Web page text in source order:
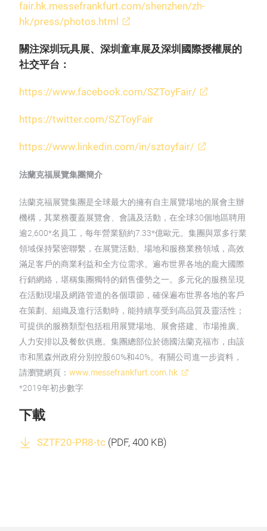
fair.hk.messefrankfurt.com/shenzhen/zh-
hk/press/photos.html
關注深圳玩具展、深圳童車展及深圳國際授權展的
社交平台：
https://www.facebook.com/SZToyFair/
https://twitter.com/SZToyFair
https://www.linkedin.com/in/sztoyfair/
法蘭克福展覽集團簡介
法蘭克福展覽集團是全球最大的擁有自主展覽場地的展會主辦
機構，其業務覆蓋展覽會、會議及活動，在全球30個地區聘用
逾2,600*名員工，每年營業額約7.33*億歐元。集團與眾多行業
領域保持緊密聯繫，在展覽活動、場地和服務業務領域，高效
滿足客戶的商業利益和全方位需求。遍布世界各地的龐大國際
行銷網絡，堪稱集團獨特的銷售優勢之一。多元化的服務呈現
在活動現場及網路管道的各個環節，確保遍布世界各地的客戶
在策劃、組織及進行活動時，能持續享受到高品質及靈活性；
可提供的服務類型包括租用展覽場地、展會搭建、市場推廣、
人力安排以及餐飲供應。集團總部位於德國法蘭克福市，由該
市和黑森州政府分別控股60%和40%。有關公司進一步資料，
請瀏覽網頁： www.messefrankfurt.com.hk
*2019年初步數字
下載
SZTF20-PR8-tc (PDF, 400 KB)